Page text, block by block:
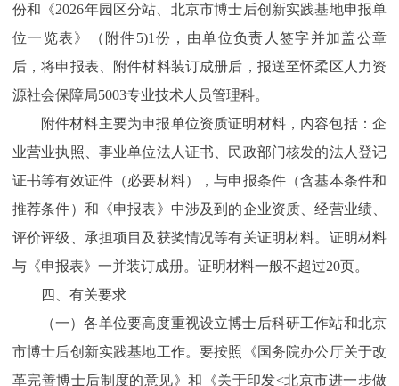
份和《2026年园区分站、北京市博士后创新实践基地申报单
位一览表》（附件5)1份，由单位负责人签字并加盖公章
后，将申报表、附件材料装订成册后，报送至怀柔区人力资
源社会保障局5003专业技术人员管理科。
附件材料主要为申报单位资质证明材料，内容包括：企
业营业执照、事业单位法人证书、民政部门核发的法人登记
证书等有效证件（必要材料），与申报条件（含基本条件和
推荐条件）和《申报表》中涉及到的企业资质、经营业绩、
评价评级、承担项目及获奖情况等有关证明材料。证明材料
与《申报表》一并装订成册。证明材料一般不超过20页。
四、有关要求
（一）各单位要高度重视设立博士后科研工作站和北京
市博士后创新实践基地工作。要按照《国务院办公厅关于改
革完善博士后制度的意见》和《关于印发<北京市进一步做